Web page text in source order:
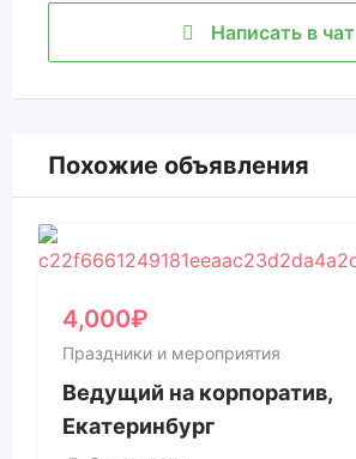
Написать в чат
Похожие объявления
4,000₽
Праздники и мероприятия
Ведущий на корпоратив,
Екатеринбург